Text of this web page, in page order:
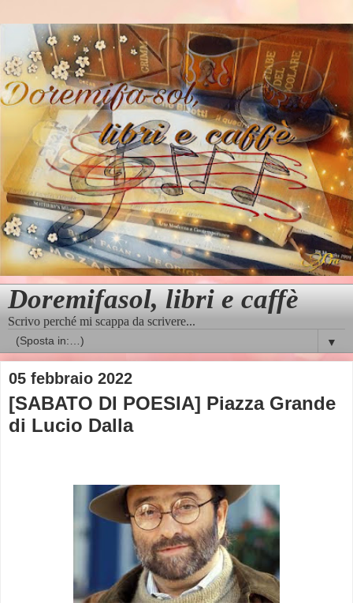
Doremifasol, libri e caffè
Scrivo perché mi scappa da scrivere...
▼
05 febbraio 2022
[SABATO DI POESIA] Piazza Grande
di Lucio Dalla